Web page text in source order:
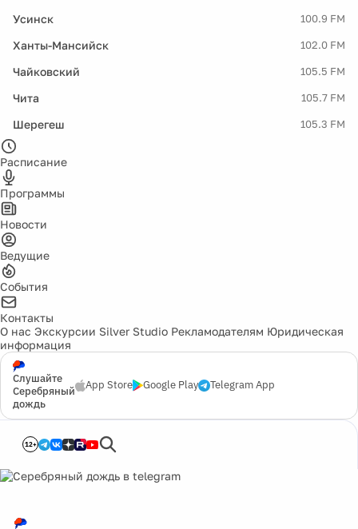
Усинск 100.9 FM
Ханты-Мансийск 102.0 FM
Чайковский 105.5 FM
Чита 105.7 FM
Шерегеш 105.3 FM
Расписание
Программы
Новости
Ведущие
События
Контакты
О нас Экскурсии Silver Studio Рекламодателям Юридическая
информация
Слушайте
Серебряный
дождь
App Store Google Play Telegram App
12+